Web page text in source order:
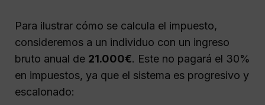
Para ilustrar cómo se calcula el impuesto,
consideremos a un individuo con un ingreso
bruto anual de 21.000€. Este no pagará el 30%
en impuestos, ya que el sistema es progresivo y
escalonado: